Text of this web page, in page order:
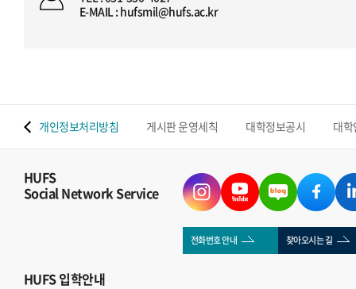
E-MAIL : hufsmil@hufs.ac.kr
개인정보처리방침 게시판 운영세칙 대학정보공시 대
HUFS
Social Network Service
전화번호 안내 찾아오시는 길
HUFS입학안내